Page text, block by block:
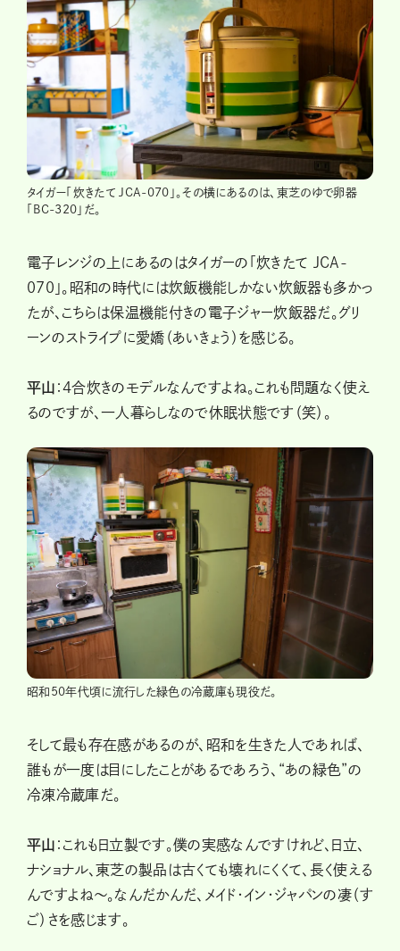
タイガー「炊きたて JCA-070」。その横にあるのは、東芝のゆで卵器
「BC-320」だ。
電子レンジの上にあるのはタイガーの「炊きたて JCA-
070」。昭和の時代には炊飯機能しかない炊飯器も多かっ
たが、こちらは保温機能付きの電子ジャー炊飯器だ。グリ
ーンのストライプに愛嬌（あいきょう）を感じる。
平山 ：4合炊きのモデルなんですよね。これも問題なく使え
るのですが、一人暮らしなので休眠状態です（笑）。
昭和50年代頃に流行した緑色の冷蔵庫も現役だ。
そして最も存在感があるのが、昭和を生きた人であれば、
誰もが一度は目にしたことがあるであろう、“あの緑色”の
冷凍冷蔵庫だ。
平山 ：これも日立製です。僕の実感なんですけれど、日立、
ナショナル、東芝の製品は古くても壊れにくくて、長く使える
んですよね〜。なんだかんだ、メイド・イン・ジャパンの凄（す
ご）さを感じます。